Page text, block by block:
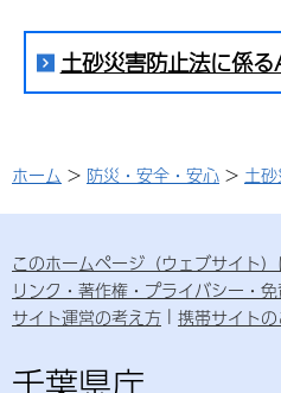
土砂災害防止法に係
ホーム > 防災・安全・安心 > 土
このホームページ（ウェブサイト
リンク・著作権・プライバシー・
サイト運営の考え方
携帯サイト